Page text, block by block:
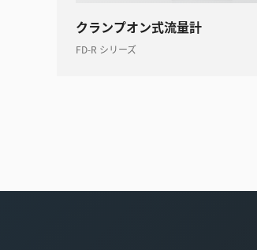
クランプオン式流量計
FD-R シリーズ